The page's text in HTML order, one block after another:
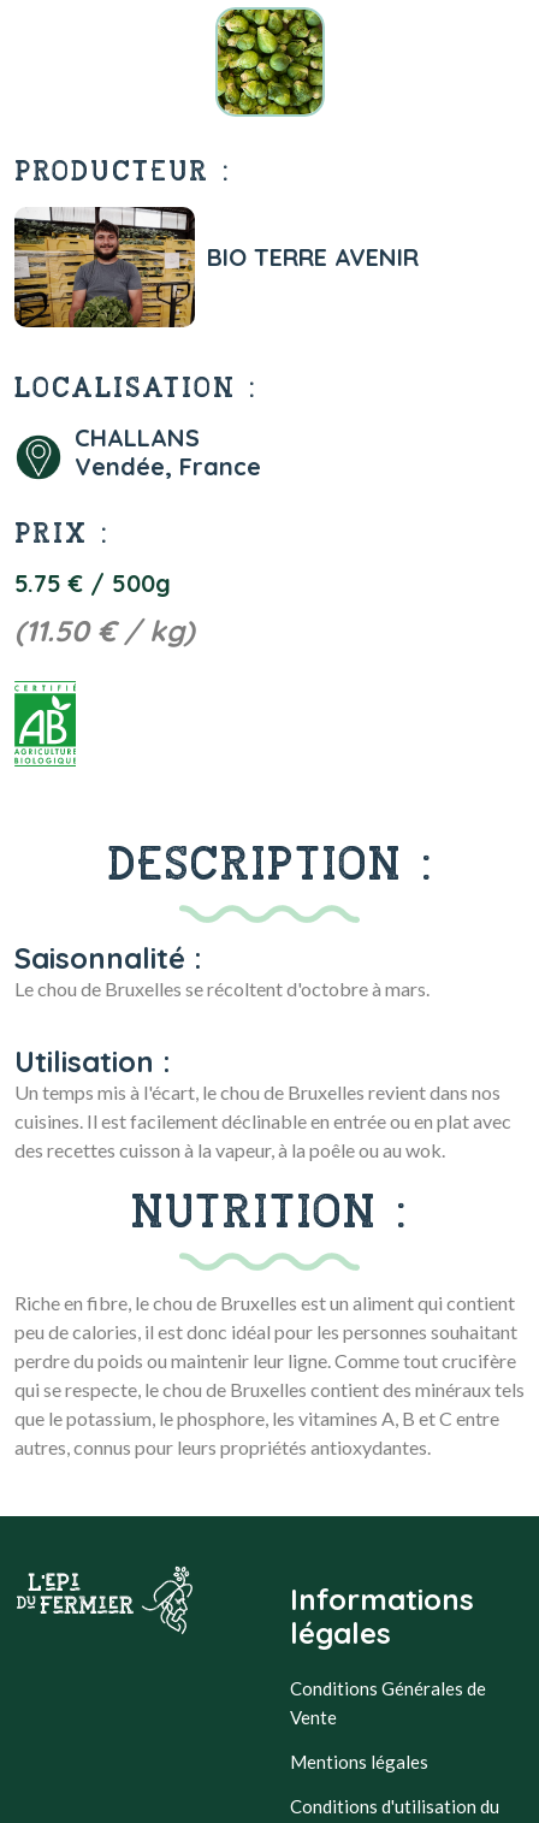
PRODUCTEUR :
BIO TERRE AVENIR
LOCALISATION :
CHALLANS
Vendée, France
PRIX :
5.75 € / 500g
(11.50 € / kg)
DESCRIPTION :
Saisonnalité :
Le chou de Bruxelles se récoltent d'octobre à mars.
Utilisation :
Un temps mis à l'écart, le chou de Bruxelles revient dans nos
cuisines. Il est facilement déclinable en entrée ou en plat avec
des recettes cuisson à la vapeur, à la poêle ou au wok.
NUTRITION :
Riche en fibre, le chou de Bruxelles est un aliment qui contient
peu de calories, il est donc idéal pour les personnes souhaitant
perdre du poids ou maintenir leur ligne. Comme tout crucifère
qui se respecte, le chou de Bruxelles contient des minéraux tels
que le potassium, le phosphore, les vitamines A, B et C entre
autres, connus pour leurs propriétés antioxydantes.
Informations
légales
Conditions Générales de
Vente
Mentions légales
Conditions d'utilisation du